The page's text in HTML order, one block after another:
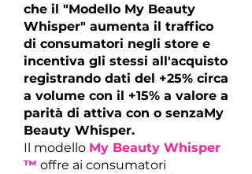
che il "Modello My Beauty
Whisper" aumenta il traffico
di consumatori negli store e
incentiva gli stessi all'acquisto
registrando dati del +25% circa
a volume con il +15% a valore a
parità di attiva con o senzaMy
Beauty Whisper.
Il modello My Beauty Whisper
™ offre ai consumatori